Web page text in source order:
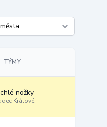
TÝMY
nožky
Králové